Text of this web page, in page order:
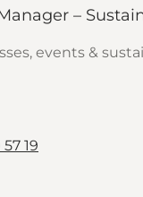
–
events &
57 19